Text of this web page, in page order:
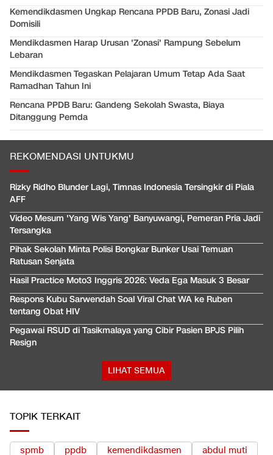
Kemendikdasmen Ungkap Rencana PPDB Baru, Zonasi Jadi
Domisili
Mendikdasmen Harap Urusan 'Zonasi' Rampung Sebelum
Lebaran
Mendikdasmen Tegaskan Pelajaran Umum Tetap Ada Saat
Ramadhan Tahun Ini
Rencana PPDB Baru: Gandeng Sekolah Swasta, Biaya
Ditanggung Pemda
REKOMENDASI UNTUKMU
Rizky Ridho Blunder Lagi, Timnas Indonesia Tersingkir di Piala
AFF
Video Mesum 'Yang Wis Yang' Banyuwangi, Pemeran Pria Jadi
Tersangka
Pihak Sekolah Minta Polisi Bongkar Bunker Usai Temuan
Ratusan Senjata
Hasil Practice Moto3 Inggris 2026: Veda Ega Masuk 3 Besar
Respons Kubu Sarwendah Soal Viral Chat WA ke Ruben
tentang Obat HIV
Pegawai RSUD di Tasikmalaya yang Cibir Pasien BPJS Pilih
Resign
LIHAT SEMUA
TOPIK TERKAIT
spmb ppdb kemendikdasmen
abdul muti